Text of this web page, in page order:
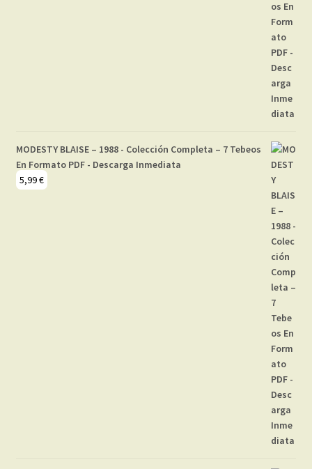
MODESTY BLAISE – 1988 - Colección Completa – 7 Tebeos
En Formato PDF - Descarga Inmediata
5,99€